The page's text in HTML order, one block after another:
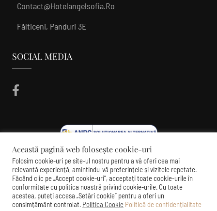
Contact@hotelangelsofia.ro
Fălticeni, Panduri 3E
SOCIAL MEDIA
Această pagină web folosește cookie-uri
Folosim cookie-uri pe site-ul nostru pentru a vă oferi cea mai
relevantă experiență, amintindu-vă preferințele și vizitele repetate.
Făcând clic pe „Accept cookie-uri”, acceptați toate cookie-urile în
conformitate cu politica noastră privind cookie-urile. Cu toate
acestea, puteți accesa „Setări cookie” pentru a oferi un
consimțământ controlat. Politica Cookie Politică de confidențialitate